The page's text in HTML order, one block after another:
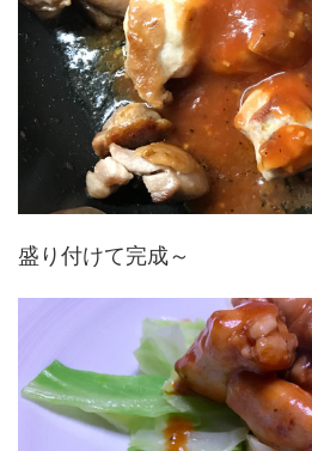
盛り付けて完成～